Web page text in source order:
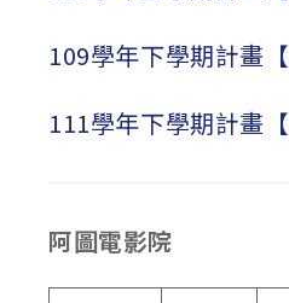
109學年下學期計畫【
111學年下學期計畫【
阿圖電影院